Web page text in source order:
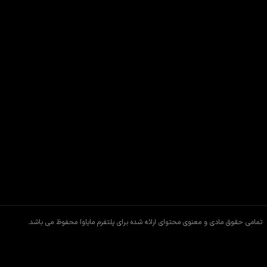
تمامی حقوق مادی و معنوی محتوای ارائه شده برای پلتفرم مایاوا محفوظ می باشد.